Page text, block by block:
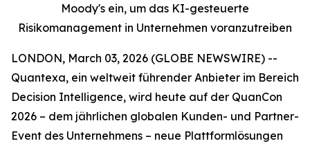
Moody's ein, um das KI-gesteuerte
Risikomanagement in Unternehmen voranzutreiben
LONDON, March 03, 2026 (GLOBE NEWSWIRE) --
Quantexa, ein weltweit führender Anbieter im Bereich
Decision Intelligence, wird heute auf der QuanCon
2026 – dem jährlichen globalen Kunden- und Partner-
Event des Unternehmens – neue Plattformlösungen